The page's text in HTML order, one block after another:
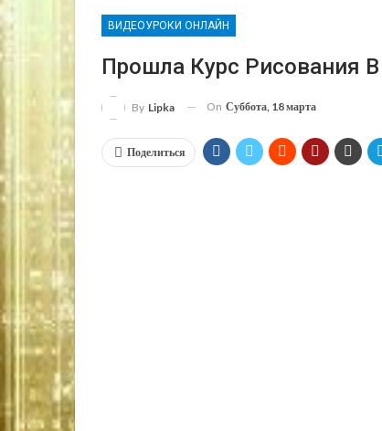
ВИДЕОУРОКИ ОНЛАЙН
Прошла Курс Рисования
By Lipka On Суббота, 18 марта
Поделиться